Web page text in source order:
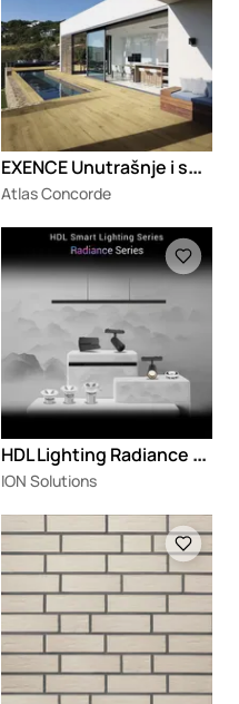
E
XENCE Unutrašnje i spoljašnje podne pločice od porcelanskog kamena sa efektom drveta
Atlas Concorde
Loading
H
DL Lighting Radiance kolekcije rasvete
ION Solutions
Loading